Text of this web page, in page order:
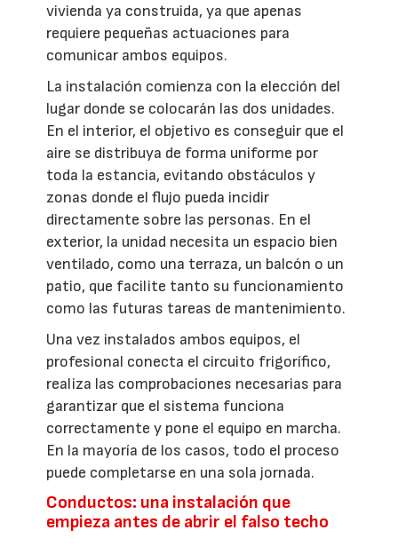
vivienda ya construida, ya que apenas
requiere pequeñas actuaciones para
comunicar ambos equipos.
La instalación comienza con la elección del
lugar donde se colocarán las dos unidades.
En el interior, el objetivo es conseguir que el
aire se distribuya de forma uniforme por
toda la estancia, evitando obstáculos y
zonas donde el flujo pueda incidir
directamente sobre las personas. En el
exterior, la unidad necesita un espacio bien
ventilado, como una terraza, un balcón o un
patio, que facilite tanto su funcionamiento
como las futuras tareas de mantenimiento.
Una vez instalados ambos equipos, el
profesional conecta el circuito frigorífico,
realiza las comprobaciones necesarias para
garantizar que el sistema funciona
correctamente y pone el equipo en marcha.
En la mayoría de los casos, todo el proceso
puede completarse en una sola jornada.
Conductos: una instalación que
empieza antes de abrir el falso techo